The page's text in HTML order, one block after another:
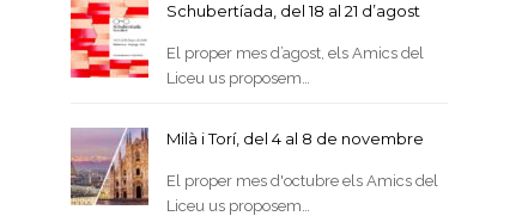
Schubertíada, del 18 al 21 d’agost
El proper mes d’agost, els Amics del
Liceu us proposem…
Milà i Torí, del 4 al 8 de novembre
El proper mes d'octubre els Amics del
Liceu us proposem…